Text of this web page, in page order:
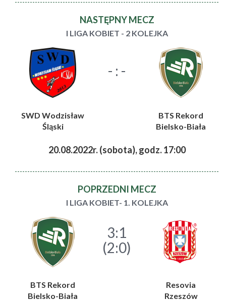
NASTĘPNY MECZ
I LIGA KOBIET - 2 KOLEJKA
- : -
SWD Wodzisław
Śląski
BTS Rekord
Bielsko-Biała
20.08.2022r. (sobota), godz. 17:00
POPRZEDNI MECZ
I LIGA KOBIET- 1. KOLEJKA
3:1
(2:0)
BTS Rekord
Bielsko-Biała
Resovia
Rzeszów